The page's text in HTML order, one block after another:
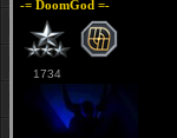
-= DoomGod =-
1734